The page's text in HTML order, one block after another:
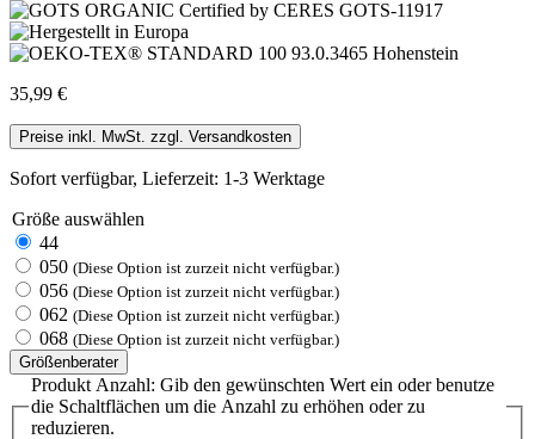
35,99 €
Preise inkl. MwSt. zzgl. Versandkosten
Sofort verfügbar, Lieferzeit: 1-3 Werktage
Größe auswählen
44
050 (Diese Option ist zurzeit nicht verfügbar.)
056 (Diese Option ist zurzeit nicht verfügbar.)
062 (Diese Option ist zurzeit nicht verfügbar.)
068 (Diese Option ist zurzeit nicht verfügbar.)
Größenberater
Produkt Anzahl: Gib den gewünschten Wert ein oder benutze
die Schaltflächen um die Anzahl zu erhöhen oder zu
reduzieren.